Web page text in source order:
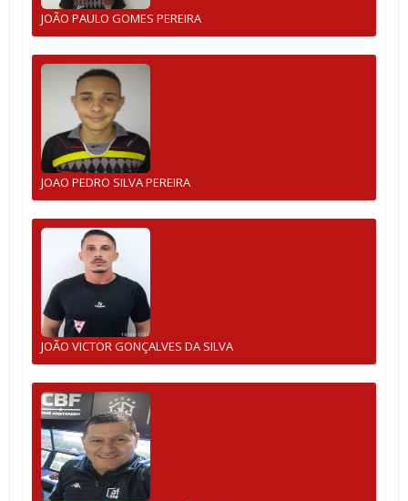
JOÃO PAULO GOMES PEREIRA
JOAO PEDRO SILVA PEREIRA
JOÃO VICTOR GONÇALVES DA SILVA